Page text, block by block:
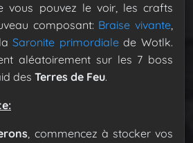
vous pouvez le voir, les crafts
composant: Braise vivante,
laSaronite primordialede Wotlk.
aléatoirement sur les 7 boss
des Terres de Feu.
, commencez à stocker vos